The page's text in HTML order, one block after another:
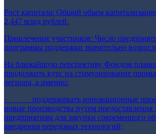
Рост капитала: Общий объем
2,447 млрд рублей.
Привлечение участников: Число
программы поддержки значительно
На ближайшую перспективу Фондом
продолжить курс на стимулирование
региона, а именно:
· поддерживать инновационные
новые производства путем предоставления
предприятиям для закупки современного
внедрения передовых технологий;